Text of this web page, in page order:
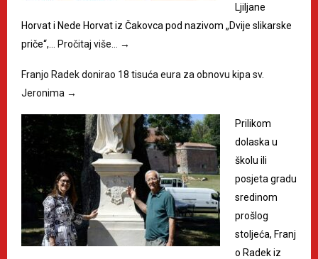
Ljiljane
Horvat i Nede Horvat iz Čakovca pod nazivom „Dvije slikarske
priče“,… Pročitaj više… →
Franjo Radek donirao 18 tisuća eura za obnovu kipa sv.
Jeronima →
Prilikom
dolaska u
školu ili
posjeta gradu
sredinom
prošlog
stoljeća, Franj
o Radek iz